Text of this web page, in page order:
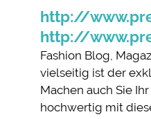
http://
http://
Fashion Blog,
vielseitig ist der
Machen auch Sie
hochwertig mit